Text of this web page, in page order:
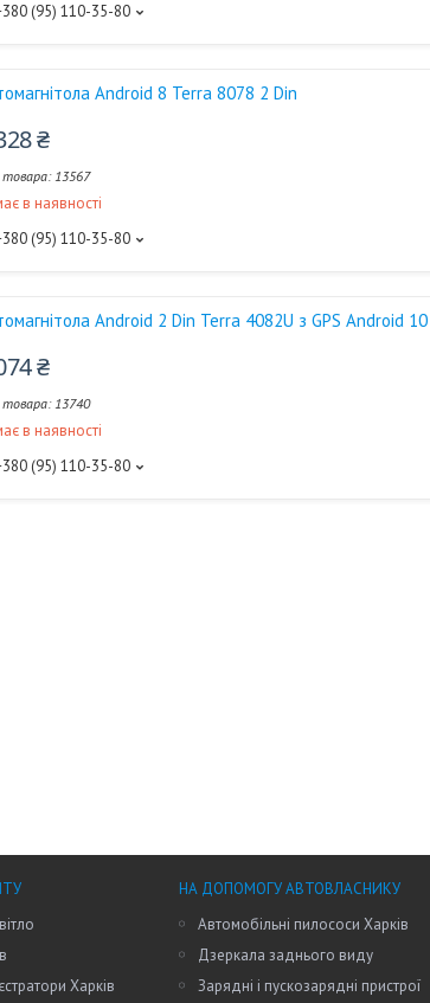
(95) 110-35-80
Android 8 Terra 8078 2 Din
₴
13567
в наявності
(95) 110-35-80
Android 2 Din Terra 4082U з GPS Android 10
₴
13740
в наявності
(95) 110-35-80
Харків
НА ДОПОМОГУ АВТОВЛАСНИКУ
Автомобільні пилососи Харків
Дзеркала заднього виду
Зарядні і пускозарядні пристрої